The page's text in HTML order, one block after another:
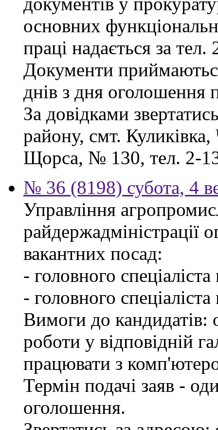
основних
праці надається за
Документи
днів з дня оголошення
За довідками
району, смт. Куликівка,
Щорса, № 130, тел. 2-
№ 36 (8198) субота, 4
Управління
райдержадміністрації
вакантних посад:
- головного
- головного
Вимоги до кандидатів:
роботи у відповідній
працювати з
Термін подачі заяв -
оголошення.